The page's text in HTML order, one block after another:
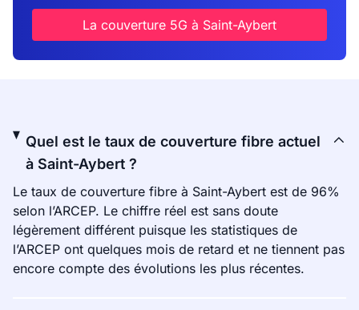
La couverture 5G à Saint-Aybert
Quel est le taux de couverture fibre actuel
à Saint-Aybert ?
Le taux de couverture fibre à Saint-Aybert est de 96%
selon l’ARCEP. Le chiffre réel est sans doute
légèrement différent puisque les statistiques de
l’ARCEP ont quelques mois de retard et ne tiennent pas
encore compte des évolutions les plus récentes.